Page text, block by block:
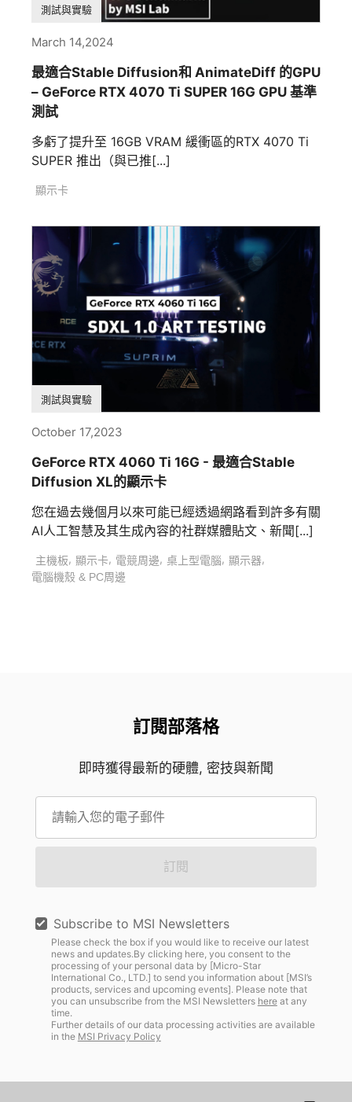
測試與實驗
March 14,2024
最適合Stable Diffusion和 AnimateDiff 的GPU
– GeForce RTX 4070 Ti SUPER 16G GPU 基準
測試
多虧了提升至 16GB VRAM 緩衝區的RTX 4070 Ti
SUPER 推出（與已推[...]
顯示卡
測試與實驗
October 17,2023
GeForce RTX 4060 Ti 16G - 最適合Stable
Diffusion XL的顯示卡
您在過去幾個月以來可能已經透過網路看到許多有關
AI人工智慧及其生成內容的社群媒體貼文、新聞[...]
主機板, 顯示卡, 電競周邊, 桌上型電腦, 顯示器,
電腦機殼 & PC周邊
訂閱部落格
即時獲得最新的硬體, 密技與新聞
訂閱
Subscribe to MSI Newsletters
Please check the box if you would like to receive our latest
news and updates.By clicking here, you consent to the
processing of your personal data by [Micro-Star
International Co., LTD.] to send you information about [MSI’s
products, services and upcoming events]. Please note that
you can unsubscribe from the MSI Newsletters hereat any
time.
Further details of our data processing activities are available
in the MSI Privacy Policy